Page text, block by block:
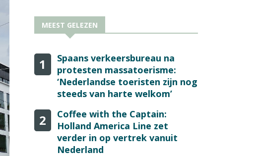
MEEST GELEZEN
1
Spaans verkeersbureau na
protesten massatoerisme:
‘Nederlandse toeristen zijn nog
steeds van harte welkom’
2
Coffee with the Captain:
Holland America Line zet
verder in op vertrek vanuit
Nederland